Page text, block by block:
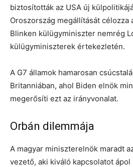
biztosították az USA új
Oroszország megállítását célozza
Blinken külügyminiszter nemrég
külügyminiszterek értekezletén.
A G7 államok hamarosan
Britanniában, ahol Biden elnök
megerősíti ezt az irányvonalat.
Orbán dilemmája
A magyar miniszterelnök maradt
vezető, aki kiváló kapcsolatot ápol